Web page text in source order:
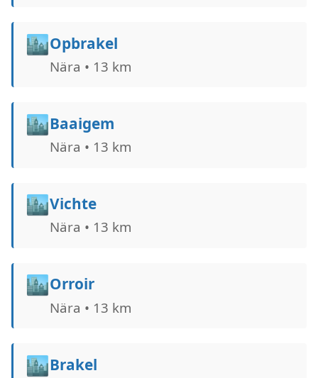
🏙️Opbrakel
Nära • 13 km
🏙️Baaigem
Nära • 13 km
🏙️Vichte
Nära • 13 km
🏙️Orroir
Nära • 13 km
🏙️Brakel